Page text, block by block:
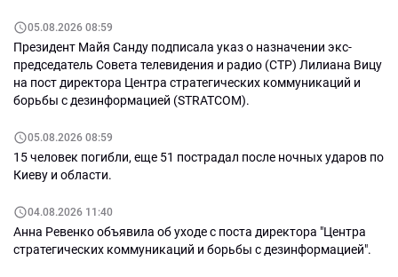
05.08.2026 08:59
Президент Майя Санду подписала указ о назначении экс-
председатель Совета телевидения и радио (СТР) Лилиана Вицу
на пост директора Центра стратегических коммуникаций и
борьбы с дезинформацией (STRATCOM).
05.08.2026 08:59
15 человек погибли, еще 51 пострадал после ночных ударов по
Киеву и области.
04.08.2026 11:40
Анна Ревенко объявила об уходе с поста директора "Центра
стратегических коммуникаций и борьбы с дезинформацией".